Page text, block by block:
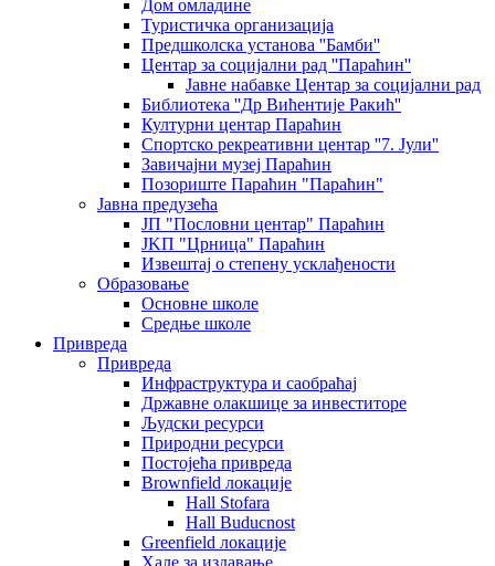
Дом омладине
Туристичка организација
Предшколска установа ''Бамби''
Центар за социјални рад ''Параћин''
Јавне набавке Центар за социјални рад
Библиотека ''Др Вићентије Ракић''
Културни центар Параћин
Спортско рекреативни центар ''7. Јули''
Завичајни музеј Параћин
Позориште Параћин "Параћин"
Јавна предузећа
ЈП "Пословни центар" Параћин
ЈKП "Црница" Параћин
Извештај о степену усклађености
Образовање
Основне школе
Средње школе
Привреда
Привреда
Инфраструктура и саобраћај
Државне олакшице за инвеститоре
Људски ресурси
Природни ресурси
Постојећа привреда
Brownfield локације
Hall Stofara
Hall Buducnost
Greenfield локације
Хале за издавање